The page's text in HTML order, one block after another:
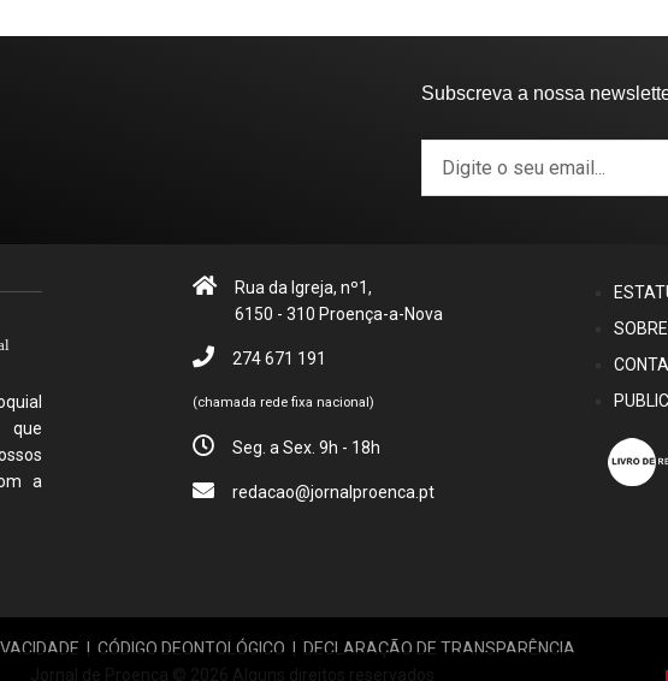
Subscreva a nossa
que
a
Rua da Igreja, nº1,
6150 - 310 Proença-a-Nova
274 671 191
(chamada rede fixa nacional)
Seg. a Sex. 9h - 18h
redacao@jornalproenca.pt
| CÓDIGO DEONTOLÓGICO | DECLARAÇÃO DE TRANSPARÊNCIA